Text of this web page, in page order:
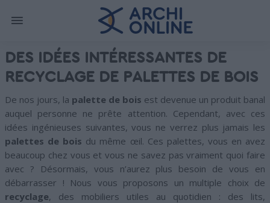
DES IDÉES INTÉRESSANTES DE
RECYCLAGE DE PALETTES DE BOIS
De nos jours, la palette de bois est devenue un produit banal
auquel personne ne prête attention. Cependant, avec ces
idées ingénieuses suivantes, vous ne verrez plus jamais les
palettes de bois du même œil. Ces palettes, vous en avez
beaucoup chez vous et vous ne savez pas vraiment quoi faire
avec ? Désormais, vous n’aurez plus besoin de vous en
débarrasser ! Nous vous proposons un multiple choix de
recyclage, des mobiliers utiles au quotidien : des lits,